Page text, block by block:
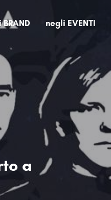
negli EVENTI
a